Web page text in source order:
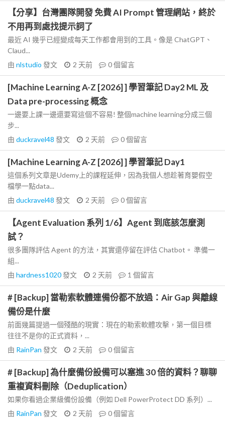
【分享】台灣團隊開發 免費 AI Prompt 管理網站，終於
不用再到處找提示詞了
最近 AI 幾乎已經變成每天工作都會用到的工具。像是 ChatGPT、
Claud...
由 nlstudio 發文 2 天前 0個留言
[Machine Learning A-Z [2026] ] 學習筆記 Day2 ML 及
Data pre-processing 概念
一邊要上課一邊還要寫這個不容易! 整個machine learning分成三個
步...
由 duckravel48 發文 2 天前 0個留言
[Machine Learning A-Z [2026] ] 學習筆記 Day1
這個系列文章是Udemy上的課程延伸，因為我個人想趁著育嬰假空
檔學一點data...
由 duckravel48 發文 2 天前 0個留言
【Agent Evaluation 系列 1/6】Agent 到底該怎麼測
試？
很多團隊評估 Agent 的方法，其實還停留在評估 Chatbot。 準備一
組...
由 hardness1020發文 2 天前 1 個留言
# [Backup] 當勒索軟體連備份都不放過：Air Gap 與離線
備份是什麼
前面幾篇提過一個殘酷的現實：現在的勒索軟體攻擊，第一個目標
往往不是你的正式資料，...
由 RainPan 發文 2 天前 0個留言
# [Backup] 為什麼備份設備可以塞進 30 倍的資料？聊聊
重複資料刪除（Deduplication）
如果你看過企業級備份設備（例如 Dell PowerProtect DD 系列）...
由 RainPan 發文 2 天前 0個留言